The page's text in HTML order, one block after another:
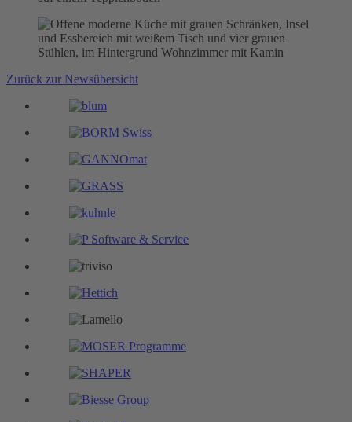
Zurück zur Newsübersicht